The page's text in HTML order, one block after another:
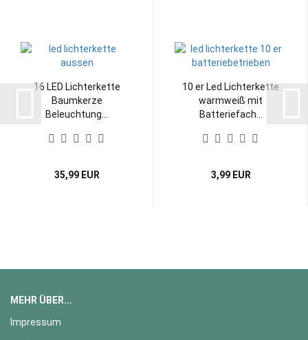
16 LED Lichterkette
Baumkerze
Beleuchtung...
35,99 EUR
10 er Led Lichterkette
warmweiß mit
Batteriefach...
3,99 EUR
MEHR ÜBER...
Impressum